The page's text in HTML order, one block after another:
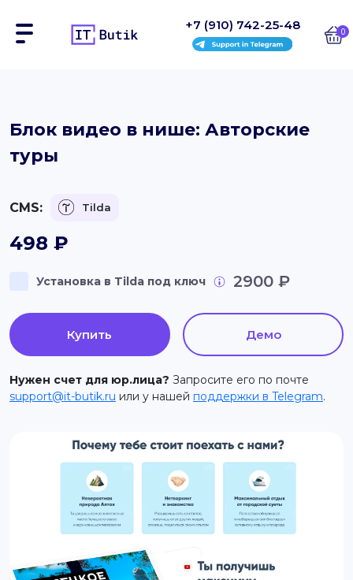
Интернет-магазины
Контакты
support@it-butik.ru
+7 (910) 742-25-48 0
Блок видео в нише: Авторские
туры
CMS: Tilda
498 ₽
Установка в Tilda под ключ 2900 ₽
Купить Демо
Нужен счет для юр.лица? Запросите его по почте
support@it-butik.ru или у нашей поддержки в Telegram.